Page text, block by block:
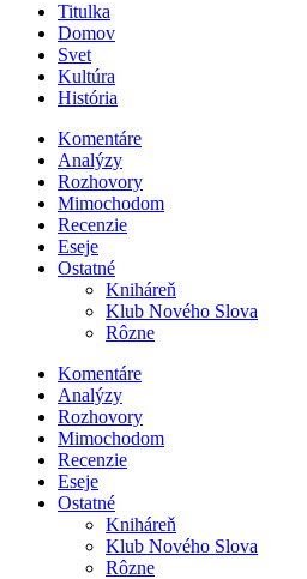
Titulka
Domov
Svet
Kultúra
História
Komentáre
Analýzy
Rozhovory
Mimochodom
Recenzie
Eseje
Ostatné
Kniháreň
Klub Nového Slova
Rôzne
Komentáre
Analýzy
Rozhovory
Mimochodom
Recenzie
Eseje
Ostatné
Kniháreň
Klub Nového Slova
Rôzne